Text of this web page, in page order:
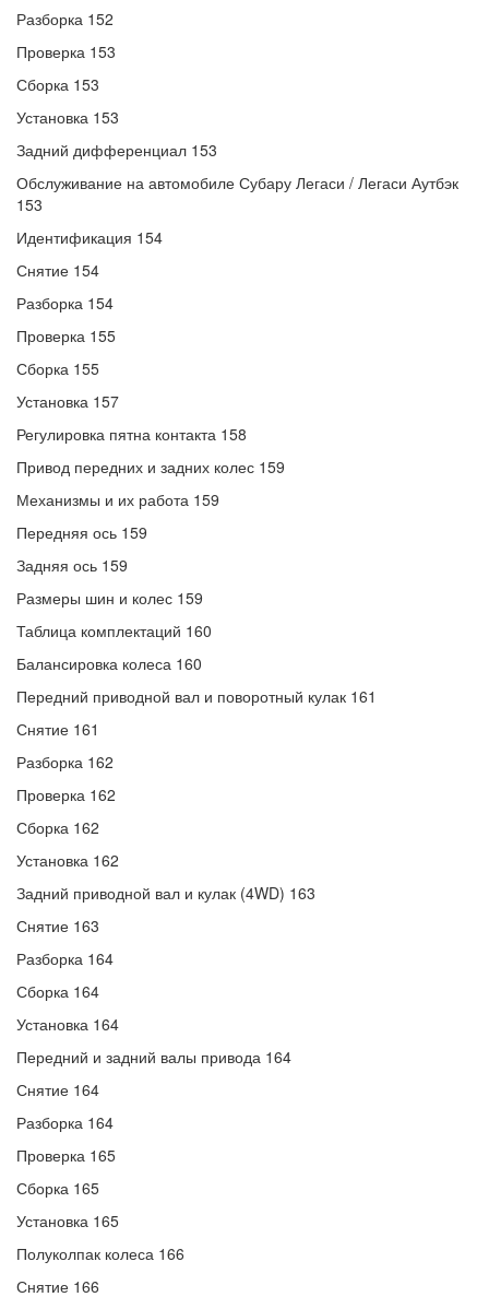
Разборка 152
Проверка 153
Сборка 153
Установка 153
Задний дифференциал 153
Обслуживание на автомобиле Субару Легаси / Легаси Аутбэк
153
Идентификация 154
Снятие 154
Разборка 154
Проверка 155
Сборка 155
Установка 157
Регулировка пятна контакта 158
Привод передних и задних колес 159
Механизмы и их работа 159
Передняя ось 159
Задняя ось 159
Размеры шин и колес 159
Таблица комплектаций 160
Балансировка колеса 160
Передний приводной вал и поворотный кулак 161
Снятие 161
Разборка 162
Проверка 162
Сборка 162
Установка 162
Задний приводной вал и кулак (4WD) 163
Снятие 163
Разборка 164
Сборка 164
Установка 164
Передний и задний валы привода 164
Снятие 164
Разборка 164
Проверка 165
Сборка 165
Установка 165
Полуколпак колеса 166
Снятие 166